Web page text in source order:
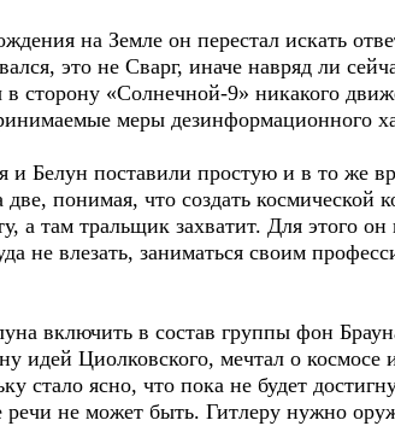
на Земле он перестал искать
это не Сварг, иначе навряд ли
в сторону «Солнечной-9» никакого
меры дезинформационного
и Белун поставили простую и в то же
две, понимая, что создать
а там тральщик захватит. Для этого
не влезать, заниматься своим
включить в состав группы фон
идей Циолковского, мечтал о
стало ясно, что пока не будет
речи не может быть. Гитлеру нужно